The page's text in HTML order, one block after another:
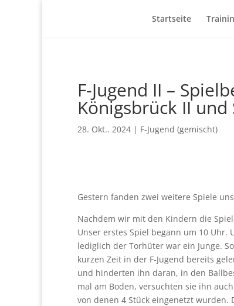
Startseite
F-Jugend II –
Königsbrück II und
28. Okt.. 2024 | F-Jugend (gemischt)
Gestern fanden zwei weitere Spiele
Nachdem wir mit den Kindern die
Unser erstes Spiel begann um 10 Uhr.
lediglich der Torhüter war ein Junge.
kurzen Zeit in der F-Jugend bereits
und hinderten ihn daran, in den
mal am Boden, versuchten sie ihn
von denen 4 Stück eingenetzt